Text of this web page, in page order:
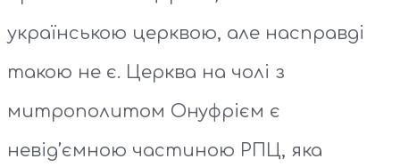
українською церквою, але насправді
такою не є. Церква на чолі з
митрополитом Онуфрієм є
невід’ємною частиною РПЦ, яка